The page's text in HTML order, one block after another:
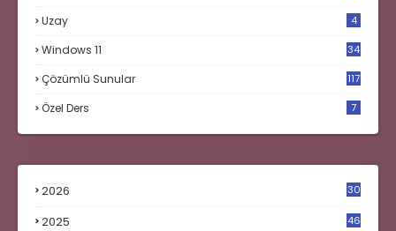
Uzay 4
Windows 11 34
Çözümlü Sunular 117
Özel Ders 7
2026 30
2025 46